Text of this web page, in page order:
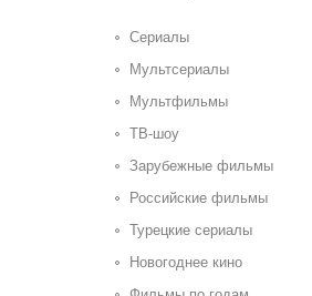
Сериалы
Мультсериалы
Мультфильмы
ТВ-шоу
Зарубежные фильмы
Российские фильмы
Турецкие сериалы
Новогоднее кино